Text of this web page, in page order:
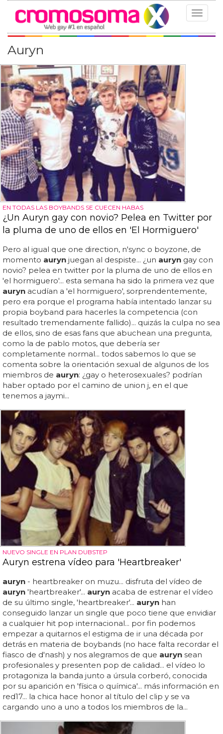
Toggle
Auryn
EN TODAS LAS BOYBANDS SE CUECEN HABAS
¿Un Auryn gay con novio? Pelea en Twitter por
la pluma de uno de ellos en 'El Hormiguero'
Pero al igual que one direction, n'sync o boyzone, de
momento auryn juegan al despiste... ¿un auryn gay con
novio? pelea en twitter por la pluma de uno de ellos en
'el hormiguero'... esta semana ha sido la primera vez que
auryn acudían a 'el hormiguero', sorprendentemente,
pero era porque el programa había intentado lanzar su
propia boyband para hacerles la competencia (con
resultado tremendamente fallido)... quizás la culpa no sea
de ellos, sino de esas fans que abuchean una pregunta,
como la de pablo motos, que debería ser
completamente normal... todos sabemos lo que se
comenta sobre la orientación sexual de algunos de los
miembros de auryn: ¿gay o heterosexuales? podrían
haber optado por el camino de union j, en el que
tenemos a jaymi...
NUEVO SINGLE EN PLAN DUBSTEP
Auryn estrena vídeo para 'Heartbreaker'
auryn - heartbreaker on muzu... disfruta del vídeo de
auryn 'heartbreaker'... auryn acaba de estrenar el vídeo
de su último single, 'heartbreaker'... auryn han
conseguido lanzar un single que poco tiene que envidiar
a cualquier hit pop internacional... por fin podemos
empezar a quitarnos el estigma de ir una década por
detrás en materia de boybands (no hace falta recordar el
fiasco de d'nash) y nos alegramos de que auryn sean
profesionales y presenten pop de calidad... el vídeo lo
protagoniza la banda junto a úrsula corberó, conocida
por su aparición en 'física o química'... más información en
red17... la chica hace honor al título del clip y se va
cargando uno a uno a todos los miembros de la...